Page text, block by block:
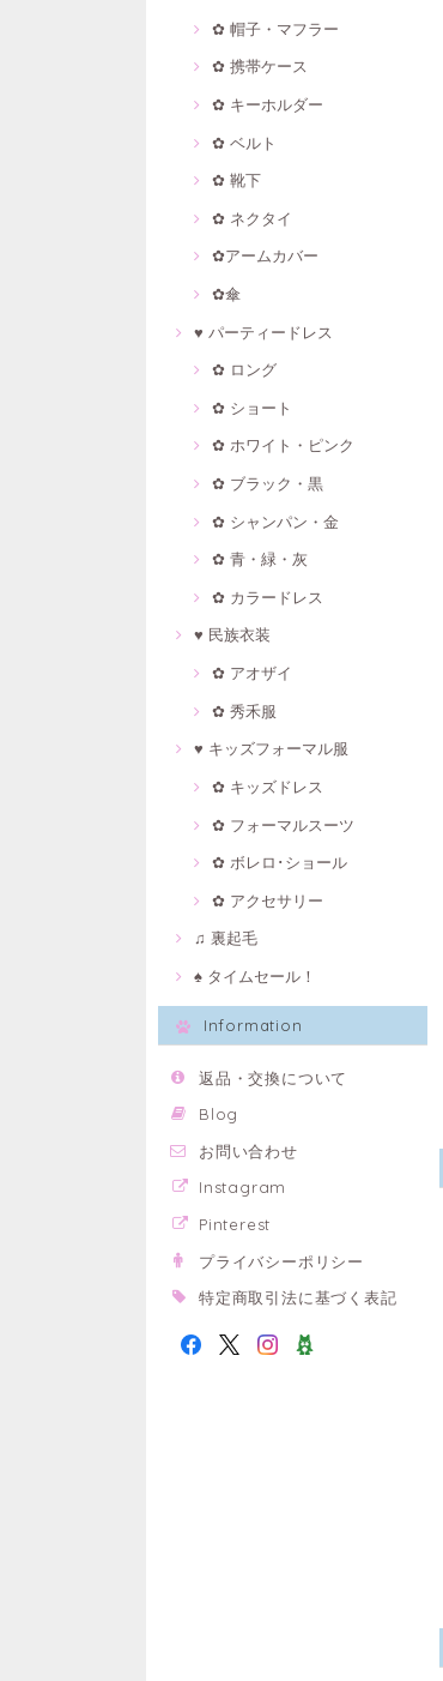
✿ 帽子・マフラー
✿ 携帯ケース
✿ キーホルダー
✿ ベルト
✿ 靴下
✿ ネクタイ
✿アームカバー
✿傘
♥ パーティードレス
✿ ロング
✿ ショート
✿ ホワイト・ピンク
✿ ブラック・黒
✿ シャンパン・金
✿ 青・緑・灰
✿ カラードレス
♥ 民族衣装
✿ アオザイ
✿ 秀禾服
♥ キッズフォーマル服
✿ キッズドレス
✿ フォーマルスーツ
✿ ボレロ･ショール
✿ アクセサリー
♫ 裏起毛
♠ タイムセール！
Information
返品・交換について
Blog
お問い合わせ
Instagram
Pinterest
プライバシーポリシー
特定商取引法に基づく表記